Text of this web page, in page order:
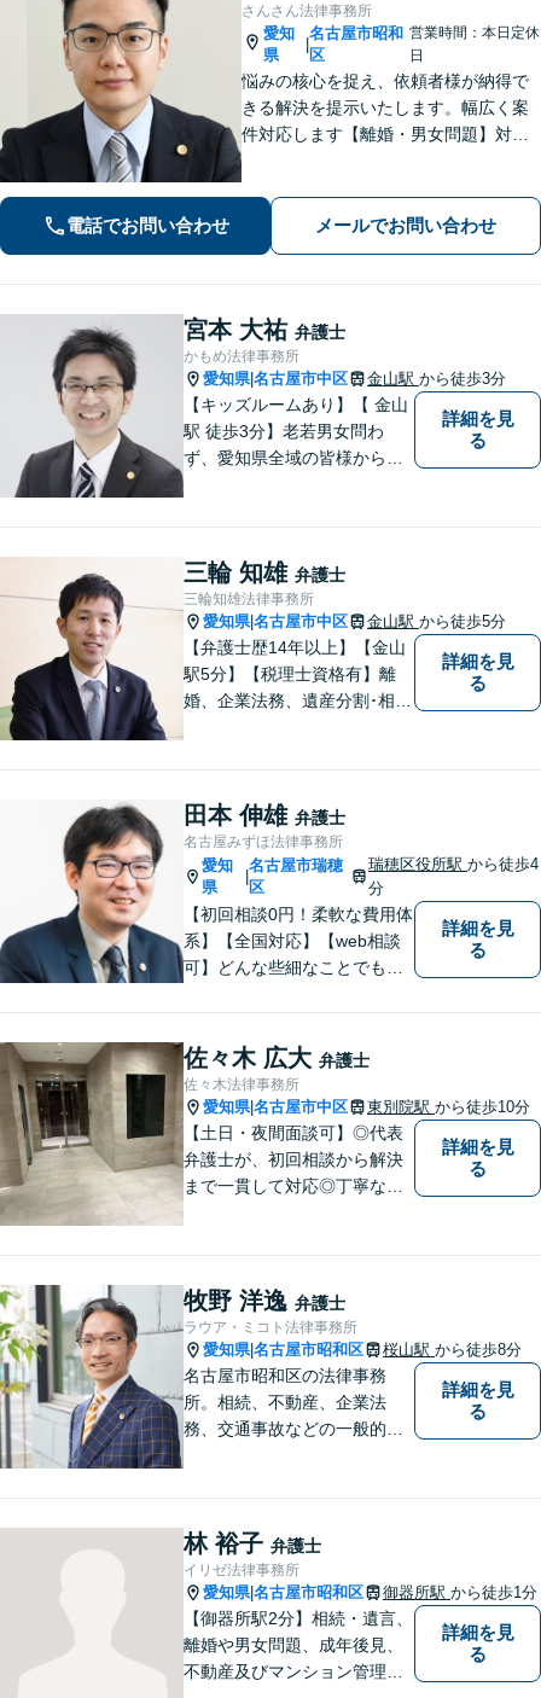
さんさん法律事務所
愛知
県
|
名古屋市昭和
区
営業時間：本日定休
日
悩みの核心を捉え、依頼者様が納得で
きる解決を提示いたします。幅広く案
件対応します【離婚・男女問題】対応
業展開できるよう、法律家の視点でサ
ポートします！【御器所駅／桜山駅徒
電話でお問い合わせ メールでお問い合わせ
宮本 大祐 弁護士
かもめ法律事務所
愛知県|名古屋市中区 金山駅 から徒歩3分
【キッズルームあり】【 金山
駅 徒歩3分】老若男女問わ
ず、愛知県全域の皆様から愛
ください。
詳細を見
る
三輪 知雄 弁護士
三輪知雄法律事務所
愛知県|名古屋市中区 金山駅 から徒歩5分
【弁護士歴14年以上】【金山
駅5分】【税理士資格有】離
婚、企業法務、遺産分割･相続
解決。【公式LINE】連絡も便
利！お気軽にご相談くださ
い！
詳細を見
る
田本 伸雄 弁護士
名古屋みずほ法律事務所
愛知
県
名古屋市瑞穂
区
瑞穂区役所駅から徒歩4
分
【初回相談0円！柔軟な費用体
系】【全国対応】【web相談
可】どんな些細なことでもお
ターネット／削除請求や開示
請求、利用規約などのトラブ
ルはお任せ！相続／感情面の
納得感を重視します。
詳細を見
る
佐々木 広大 弁護士
佐々木法律事務所
愛知県|名古屋市中区 東別院駅 から徒歩10分
【土日・夜間面談可】◎代表
弁護士が、初回相談から解決
まで一貫して対応◎丁寧な対
を目指します【相続問題】遺
産分割調停や審判もお任せく
ださい【東別院駅】
詳細を見
る
牧野 洋逸 弁護士
ラウア・ミコト法律事務所
愛知県|名古屋市昭和区 桜山駅 から徒歩8分
名古屋市昭和区の法律事務
所。相続、不動産、企業法
務、交通事故などの一般的な
料】【桜山駅より徒歩８分】
【駐車場あり】【オンライン
相談可】
詳細を見
る
林 裕子 弁護士
イリゼ法律事務所
愛知県|名古屋市昭和区 御器所駅 から徒歩1分
【御器所駅2分】相続・遺言、
離婚や男女問題、成年後見、
不動産及びマンション管理な
詳細を見
る